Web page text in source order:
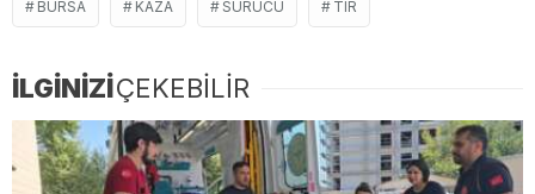
BURSA KAZA SÜRÜCÜ TIR
İLGİNİZİÇEKEBİLİR